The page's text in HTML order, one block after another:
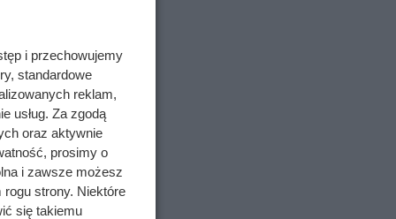
i przechowujemy
standardowe
reklam,
usług. Za zgodą
oraz aktywnie
prosimy o
i zawsze możesz
strony. Niektóre
się takiemu